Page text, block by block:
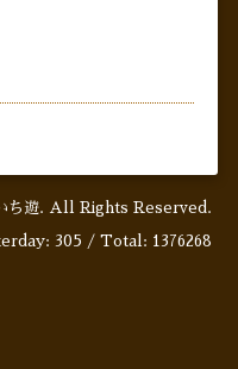
ち遊. All Rights Reserved.
305 / Total: 1376268